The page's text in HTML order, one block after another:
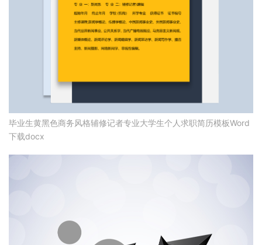
毕业生黄黑色商务风格辅修记者专业大学生个人求职简历模板Word
下载docx